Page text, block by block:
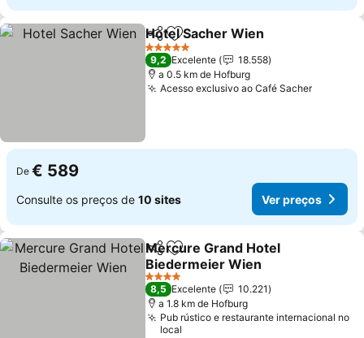
PartilharAdicionar aos favoritos
Hotel Sacher Wien
5 Estrelas
9,2 Excelente
18.558
a 0.5 km de Hofburg
Acesso exclusivo ao Café Sacher
De € 589
Consulte os preços de 10 sites Ver preços
PartilharAdicionar aos favoritos
Mercure Grand Hotel
Biedermeier Wien
4 Estrelas
8,5 Excelente
10.221
a 1.8 km de Hofburg
Pub rústico e restaurante internacional no
local